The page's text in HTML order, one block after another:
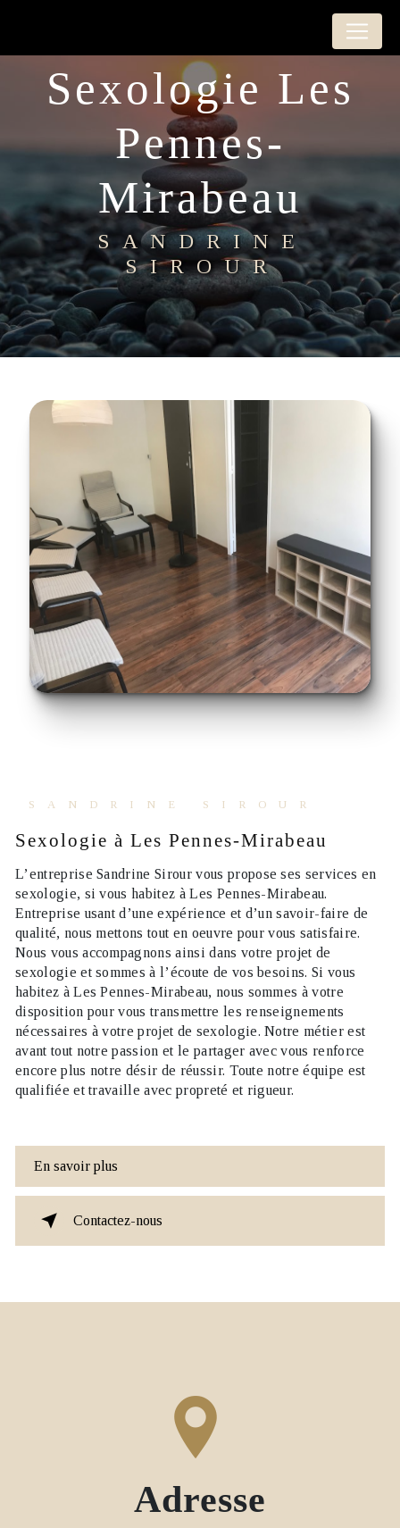
sexologie Les
Pennes-
Mirabeau
SANDRINE
SIROUR
SANDRINE SIROUR
sexologie à Les Pennes-Mirabeau
L’entrepriseSandrine Sirourvous propose ses services en
sexologie, si vous habitez àLes Pennes-Mirabeau.
Entreprise usant d’une expérience et d’un savoir-faire de
qualité, nous mettons tout en oeuvre pour vous satisfaire.
Nous vous accompagnons ainsi dans votre projet de
sexologie et sommes à l’écoute de vos besoins. Si vous
habitez àLes Pennes-Mirabeau, nous sommes à votre
disposition pour vous transmettre les renseignements
nécessaires à votre projet de sexologie. Notre métier est
avant tout notre passion et le partager avec vous renforce
encore plus notre désir de réussir. Toute notre équipe est
qualifiée et travaille avec propreté et rigueur.
En savoir plus
Contactez-nous
Adresse